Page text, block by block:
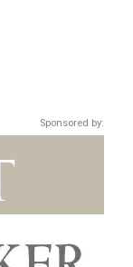
Sponsored by: